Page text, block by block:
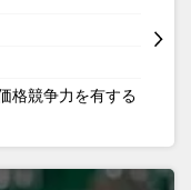
格競争力を有する